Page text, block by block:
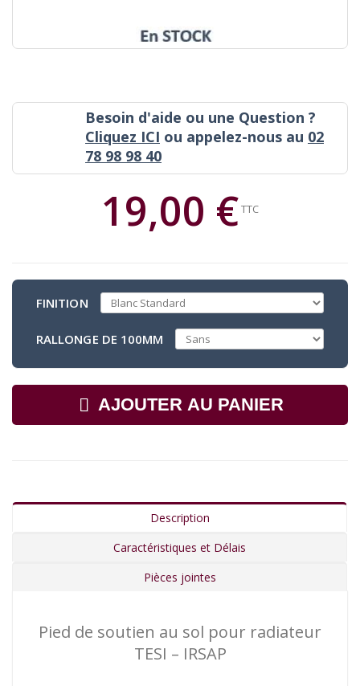
Besoin d'aide ou une Question ?
Cliquez ICI ou appelez-nous au 02
78 98 98 40
19,00 €TTC
FINITION
RALLONGE DE 100MM
AJOUTER AU PANIER
Description
Caractéristiques et Délais
Pièces jointes
Pied de soutien au sol pour radiateur
TESI – IRSAP